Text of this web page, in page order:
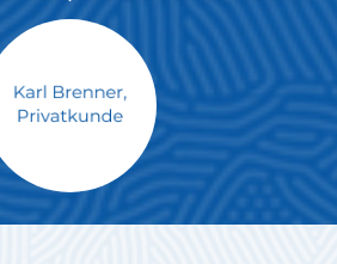
Max Mustermann